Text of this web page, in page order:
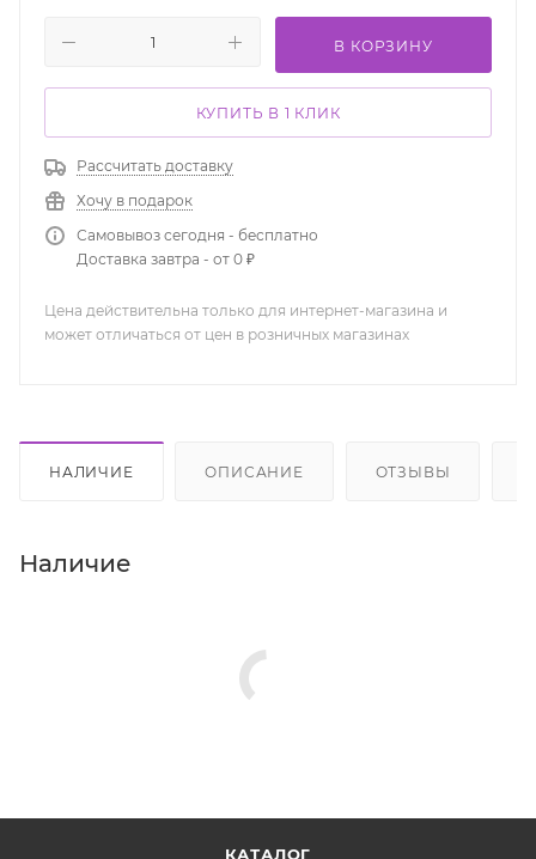
В КОРЗИНУ
КУПИТЬ В 1 КЛИК
Рассчитать доставку
Хочу в подарок
Самовывоз сегодня - бесплатно
Доставка завтра - от 0 ₽
Цена действительна только для интернет-магазина и
может отличаться от цен в розничных магазинах
НАЛИЧИЕ ОПИСАНИЕ ОТЗЫВЫ
Наличие
КАТАЛОГ